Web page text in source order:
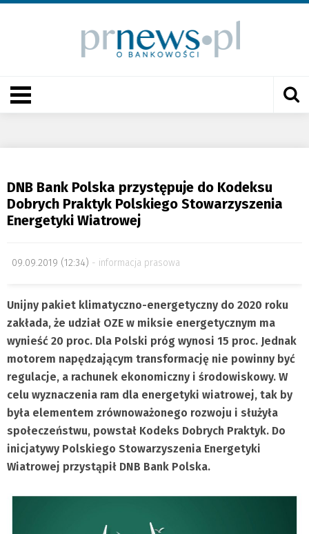
DNB Bank Polska przystępuje do Kodeksu
Dobrych Praktyk Polskiego Stowarzyszenia
Energetyki Wiatrowej
09.09.2019 (12:34) informacja prasowa
Unijny pakiet klimatyczno-energetyczny do 2020 roku
zakłada, że udział OZE w miksie energetycznym ma
wynieść 20 proc. Dla Polski próg wynosi 15 proc. Jednak
motorem napędzającym transformację nie powinny być
regulacje, a rachunek ekonomiczny i środowiskowy. W
celu wyznaczenia ram dla energetyki wiatrowej, tak by
była elementem zrównoważonego rozwoju i służyła
społeczeństwu, powstał Kodeks Dobrych Praktyk. Do
inicjatywy Polskiego Stowarzyszenia Energetyki
Wiatrowej przystąpił DNB Bank Polska.